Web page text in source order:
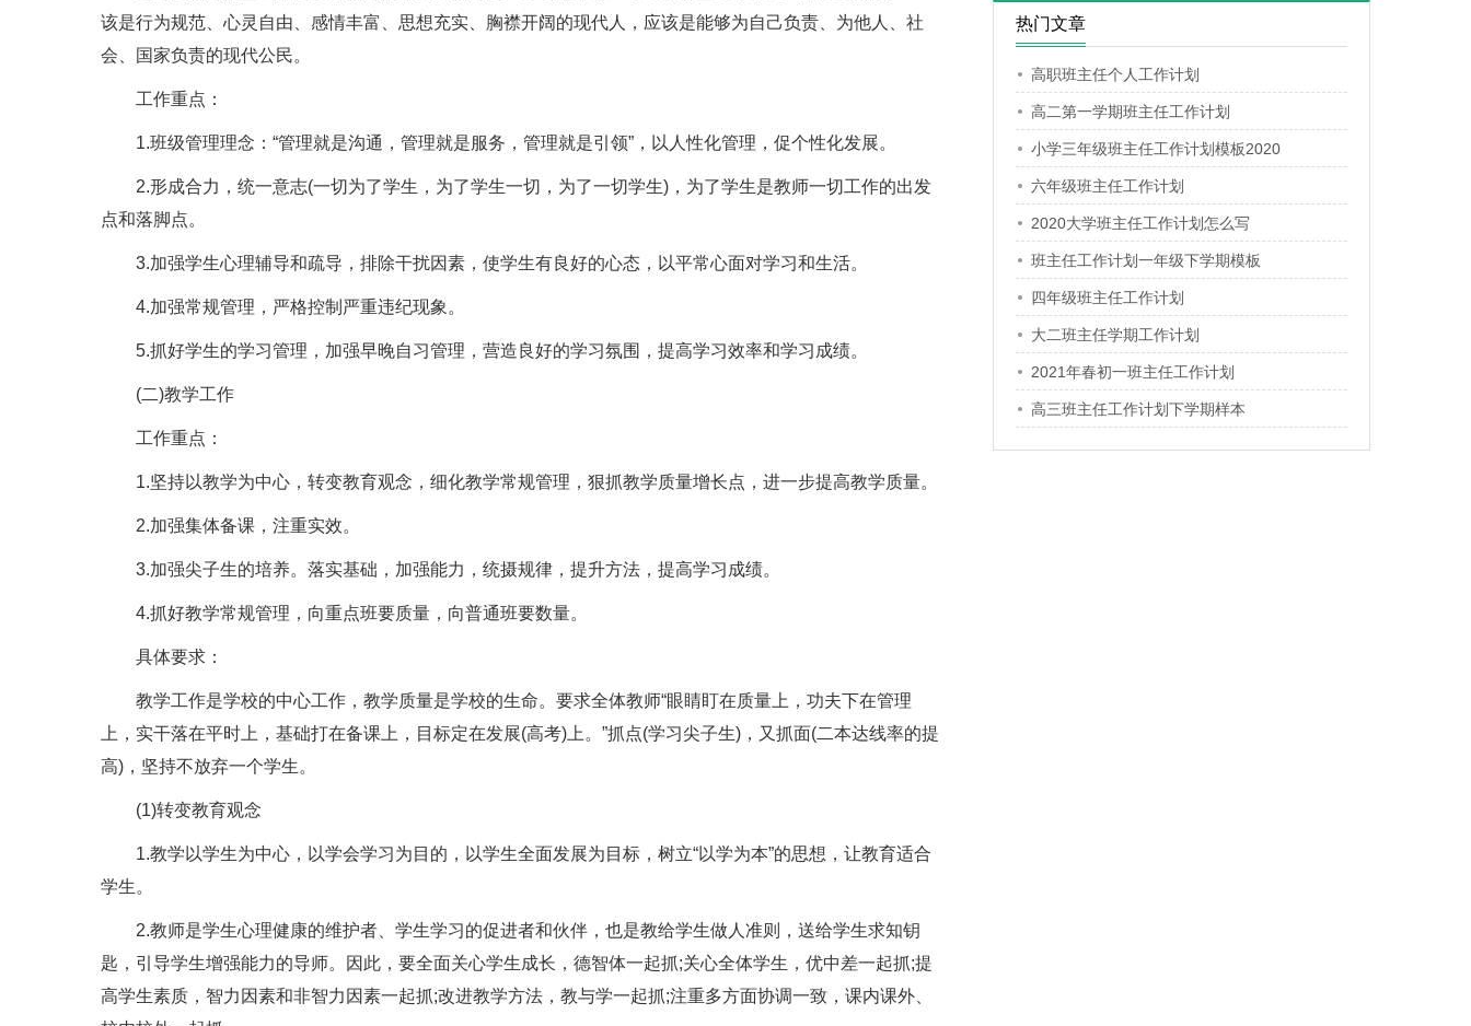
该是行为规范、心灵自由、感情丰富、思想充实、胸襟开阔的现代人，应该是能够为自己负责、为他人、社
会、国家负责的现代公民。
工作重点：
1.班级管理理念：“管理就是沟通，管理就是服务，管理就是引领”，以人性化管理，促个性化发展。
2.形成合力，统一意志(一切为了学生，为了学生一切，为了一切学生)，为了学生是教师一切工作的出发
点和落脚点。
3.加强学生心理辅导和疏导，排除干扰因素，使学生有良好的心态，以平常心面对学习和生活。
4.加强常规管理，严格控制严重违纪现象。
5.抓好学生的学习管理，加强早晚自习管理，营造良好的学习氛围，提高学习效率和学习成绩。
(二)教学工作
工作重点：
1.坚持以教学为中心，转变教育观念，细化教学常规管理，狠抓教学质量增长点，进一步提高教学质量。
2.加强集体备课，注重实效。
3.加强尖子生的培养。落实基础，加强能力，统摄规律，提升方法，提高学习成绩。
4.抓好教学常规管理，向重点班要质量，向普通班要数量。
具体要求：
教学工作是学校的中心工作，教学质量是学校的生命。要求全体教师“眼睛盯在质量上，功夫下在管理
上，实干落在平时上，基础打在备课上，目标定在发展(高考)上。”抓点(学习尖子生)，又抓面(二本达线率的提
高)，坚持不放弃一个学生。
(1)转变教育观念
1.教学以学生为中心，以学会学习为目的，以学生全面发展为目标，树立“以学为本”的思想，让教育适合
学生。
2.教师是学生心理健康的维护者、学生学习的促进者和伙伴，也是教给学生做人准则，送给学生求知钥
匙，引导学生增强能力的导师。因此，要全面关心学生成长，德智体一起抓;关心全体学生，优中差一起抓;提
高学生素质，智力因素和非智力因素一起抓;改进教学方法，教与学一起抓;注重多方面协调一致，课内课外、
热门文章
高职班主任个人工作计划
高二第一学期班主任工作计划
小学三年级班主任工作计划模板2020
六年级班主任工作计划
2020大学班主任工作计划怎么写
班主任工作计划一年级下学期模板
四年级班主任工作计划
大二班主任学期工作计划
2021年春初一班主任工作计划
高三班主任工作计划下学期样本